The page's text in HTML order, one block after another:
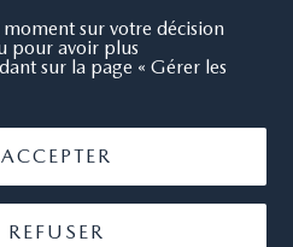
sur votre décision
pour avoir plus
sur la page « Gérer les